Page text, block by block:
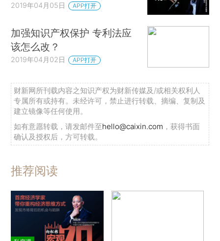
2019年04月05日 APP打开
加强知识产权保护 专利法应
该怎么改？
2019年04月02日 APP打开
财新网所刊载内容之知识产权为财新传媒及/或相关权利人
专属所有或持有。未经许可，禁止进行转载、摘编、复制及
建立镜像等任何使用。
如有意愿转载，请发邮件至hello@caixin.com ，获得书面
确认及授权后，方可转载。
推荐阅读